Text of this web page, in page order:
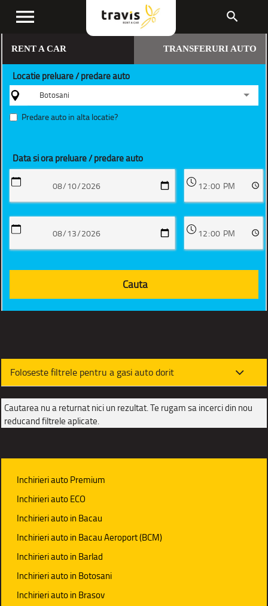
menu search
RENT A CAR TRANSFERURI AUTO
Locatie preluare / predare auto
Botosani
Predare auto in alta locatie?
Data si ora preluare / predare auto
Foloseste filtrele pentru a gasi auto dorit
Cautarea nu a returnat nici un rezultat. Te rugam sa incerci din nou
reducand filtrele aplicate.
Inchirieri auto Premium
Inchirieri auto ECO
Inchirieri auto in Bacau
Inchirieri auto in Bacau Aeroport (BCM)
Inchirieri auto in Barlad
Inchirieri auto in Botosani
Inchirieri auto in Brasov